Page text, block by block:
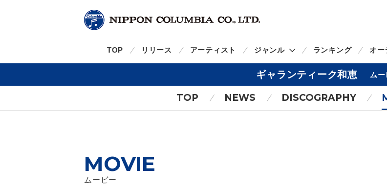
TOP リリース アーティスト ジャンル ランキング オー
ギャランティーク和恵 ムー
TOP NEWS DISCOGRAPHY
MOVIE
ムービー